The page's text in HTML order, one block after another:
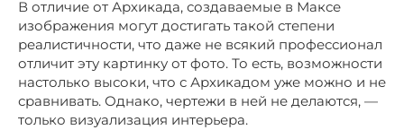
В отличие от Архикада, создаваемые в Максе
изображения могут достигать такой степени
реалистичности, что даже не всякий профессионал
отличит эту картинку от фото. То есть, возможности
настолько высоки, что с Архикадом уже можно и не
сравнивать. Однако, чертежи в ней не делаются, —
только визуализация интерьера.